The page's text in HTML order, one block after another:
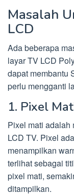
Masalah
LCD
Ada beberapa
layar TV LCD
dapat membantu
perlu mengganti
1. Pixel
Pixel mati adalah
LCD TV. Pixel
menampilkan
terlihat sebagai
pixel mati,
ditampilkan.